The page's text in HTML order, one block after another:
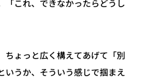
「これ、できなかったらどうし
ちょっと広く構えてあげて「別
いうか、そういう感じで掴まえ